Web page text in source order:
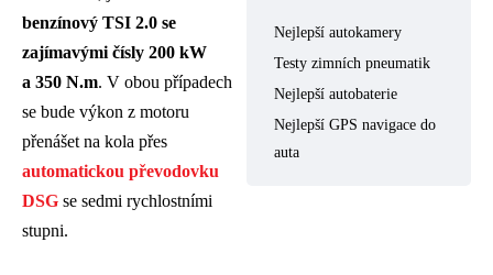
benzínový TSI 2.0 se
zajímavými čísly 200 kW
a 350 N.m. V obou případech
se bude výkon z motoru
přenášet na kola přes
automatickou převodovku
DSG se sedmi rychlostními
stupni.
Nejlepší autokamery
Testy zimních pneumatik
Nejlepší autobaterie
Nejlepší GPS navigace do
auta